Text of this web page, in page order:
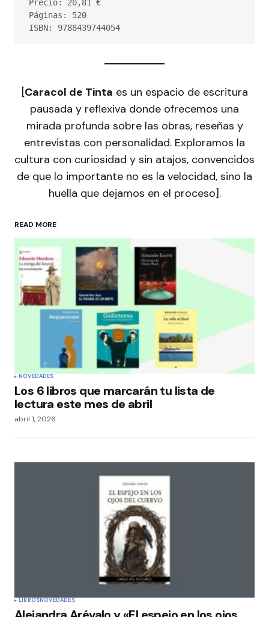
Precio: 20,81 €
Páginas: 520
ISBN: 9788439744054
[Caracol de Tinta es un espacio de escritura
pausada y reflexiva donde ofrecemos una
mirada profunda sobre las obras, reseñas y
entrevistas con personalidad. Exploramos la
cultura con curiosidad y sin atajos, convencidos
de que lo importante no es la velocidad, sino la
huella que dejamos en el proceso].
READ MORE
NOVEDADES
Los 6 libros que marcarán tu lista de
lectura este mes de abril
abril 1, 2026
LIBROSNOVEDADES